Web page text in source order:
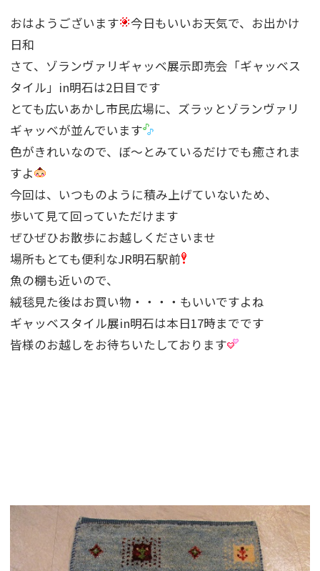
おはようございます
今日もいいお天気で、お出かけ
日和
さて、ゾランヴァリギャッベ展示即売会「ギャッベス
タイル」in明石は2日目です
とても広いあかし市民広場に、ズラッとゾランヴァリ
ギャッベが並んでいます
色がきれいなので、ぼ〜とみているだけでも癒されま
すよ
今回は、いつものように積み上げていないため、
歩いて見て回っていただけます
ぜひぜひお散歩にお越しくださいませ
場所もとても便利なJR明石駅前
魚の棚も近いので、
絨毯見た後はお買い物・・・・もいいですよね
ギャッベスタイル展in明石は本日17時までです
皆様のお越しをお待ちいたしております